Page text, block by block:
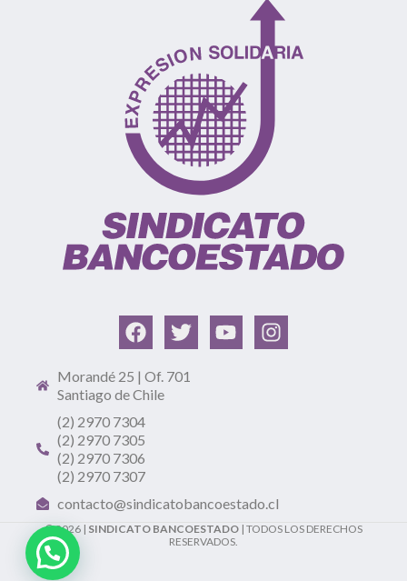
Morandé 25 | Of. 701
Santiago de Chile
(2) 2970 7304
(2) 2970 7305
(2) 2970 7306
(2) 2970 7307
contacto@sindicatobancoestado.cl
© 2026 | SINDICATO BANCOESTADO | TODOS LOS DERECHOS
RESERVADOS.